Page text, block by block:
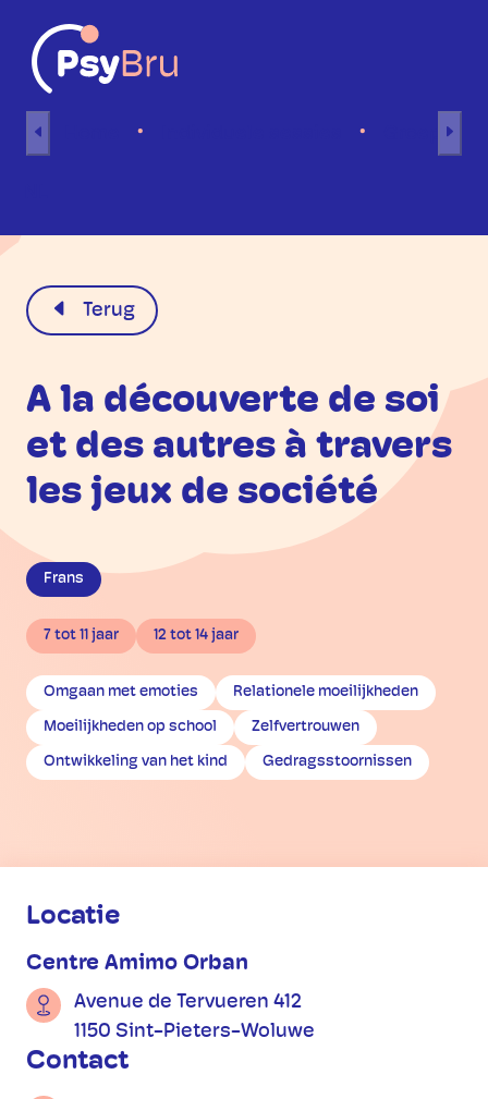
Terug
A la découverte de soi
et des autres à travers
les jeux de société
Frans
7 tot 11 jaar 12 tot 14 jaar
Omgaan met emoties Relationele moeilijkheden
Moeilijkheden op school Zelfvertrouwen
Ontwikkeling van het kind Gedragsstoornissen
Praktische informatie
Locatie
Centre Amimo Orban
Avenue de Tervueren 412
1150 Sint-Pieters-Woluwe
Contact